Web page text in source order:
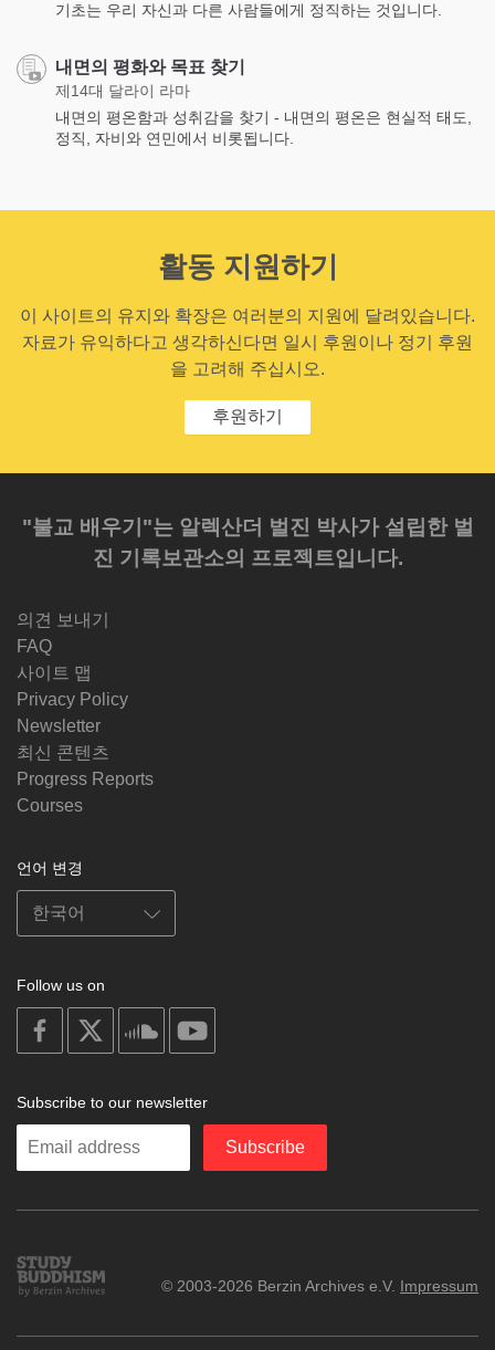
기초는 우리 자신과 다른 사람들에게 정직하는 것입니다.
내면의 평화와 목표 찾기
제14대 달라이 라마
내면의 평온함과 성취감을 찾기 - 내면의 평온은 현실적 태도,
정직, 자비와 연민에서 비롯됩니다.
활동 지원하기
이 사이트의 유지와 확장은 여러분의 지원에 달려있습니다.
자료가 유익하다고 생각하신다면 일시 후원이나 정기 후원
을 고려해 주십시오.
후원하기
"불교 배우기"는 알렉산더 벌진 박사가 설립한 벌
진 기록보관소의 프로젝트입니다.
의견 보내기
FAQ
사이트 맵
Privacy Policy
Newsletter
최신 콘텐츠
Progress Reports
Courses
언어 변경
Follow us on
on
facebook
soundcloud
Subscribe to our newsletter
Enter
Subscribe
Study
Buddhism
© 2003-2026 Berzin Archives e.V. Impressum